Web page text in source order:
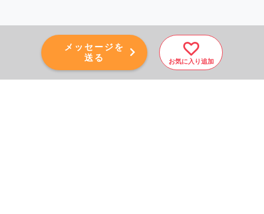
メッセージを
送る
お気に入り追加